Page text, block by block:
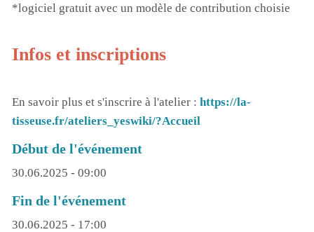
*logiciel gratuit avec un modèle de contribution choisie
Infos et inscriptions
En savoir plus et s'inscrire à l'atelier : https://la-
tisseuse.fr/ateliers_yeswiki/?Accueil
Début de l'événement
30.06.2025 - 09:00
Fin de l'événement
30.06.2025 - 17:00